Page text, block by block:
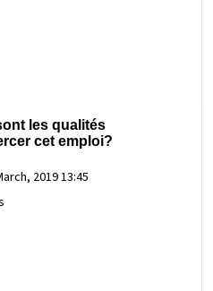
les qualités
cet emploi?
2019 13:45